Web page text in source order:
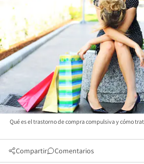
Qué es el trastorno de compra compulsiva y cómo
Compartir Comentarios